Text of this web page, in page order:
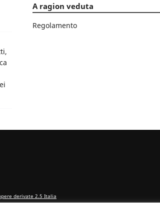
A ragion veduta
Regolamento
derivate 2.5 Italia